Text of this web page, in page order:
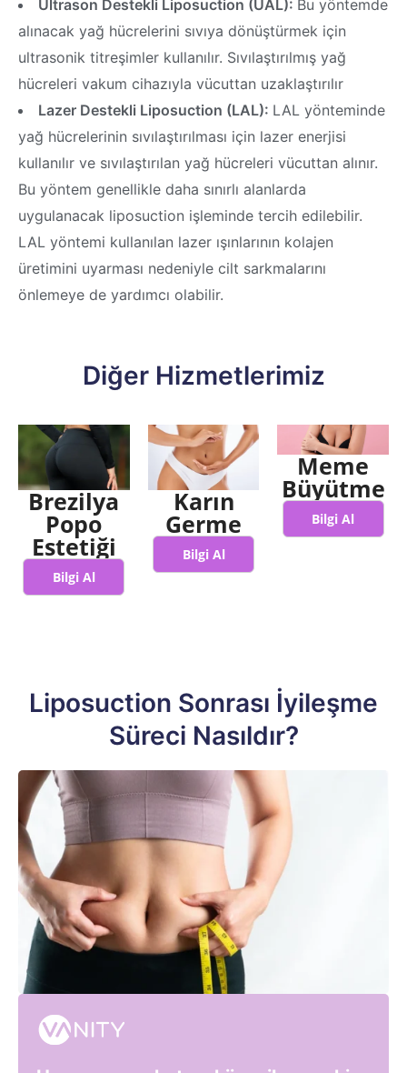
Ultrason Destekli Liposuction (UAL): Bu yöntemde
alınacak yağ hücrelerini sıvıya dönüştürmek için
ultrasonik titreşimler kullanılır. Sıvılaştırılmış yağ
hücreleri vakum cihazıyla vücuttan uzaklaştırılır
Lazer Destekli Liposuction (LAL): LAL yönteminde
yağ hücrelerinin sıvılaştırılması için lazer enerjisi
kullanılır ve sıvılaştırılan yağ hücreleri vücuttan alınır.
Bu yöntem genellikle daha sınırlı alanlarda
uygulanacak liposuction işleminde tercih edilebilir.
LAL yöntemi kullanılan lazer ışınlarının kolajen
üretimini uyarması nedeniyle cilt sarkmalarını
önlemeye de yardımcı olabilir.
Diğer Hizmetlerimiz
Brezilya
Popo
Estetiği
Bilgi Al
Karın
Germe
Bilgi Al
Meme
Büyütme
Bilgi Al
Liposuction Sonrası İyileşme
Süreci Nasıldır?